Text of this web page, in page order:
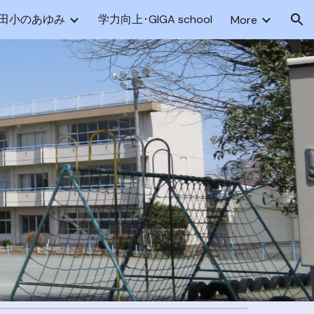
小のあゆみ 学力向上･GIGA school More